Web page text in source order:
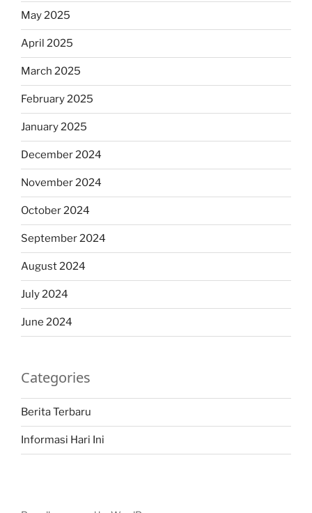
May 2025
April 2025
March 2025
February 2025
January 2025
December 2024
November 2024
October 2024
September 2024
August 2024
July 2024
June 2024
Categories
Berita Terbaru
Informasi Hari Ini